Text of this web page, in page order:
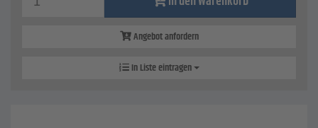
Angebot anfordern
In Liste eintragen